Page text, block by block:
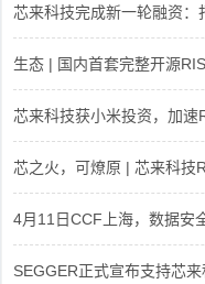
芯来科技完成新一轮融资
生态 | 国内首套完整开源
芯来科技获小米投资，加速
芯之火，可燎原 | 芯来科技
4月11日CCF上海，数据安
SEGGER正式宣布支持芯